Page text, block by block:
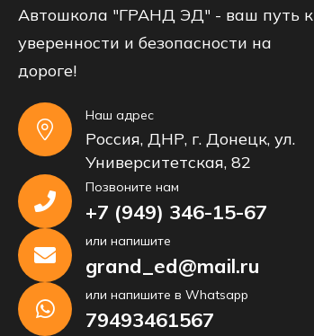
Автошкола "ГРАНД ЭД" - ваш путь к
уверенности и безопасности на
дороге!
Наш адрес
Россия, ДНР, г. Донецк, ул.
Университетская, 82
Позвоните нам
+7 (949) 346-15-67
или напишите
grand_ed@mail.ru
или напишите в Whatsapp
79493461567